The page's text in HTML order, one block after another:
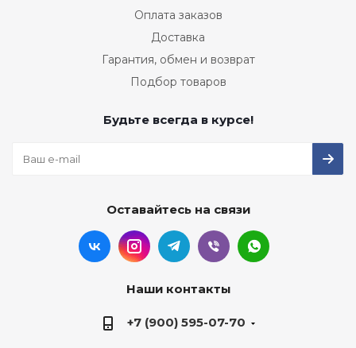
Оплата заказов
Доставка
Гарантия, обмен и возврат
Подбор товаров
Будьте всегда в курсе!
Оставайтесь на связи
Наши контакты
+7 (900) 595-07-70